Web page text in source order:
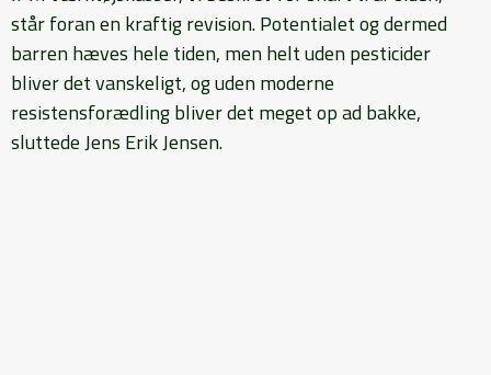
står foran en kraftig revision. Potentialet og dermed
barren hæves hele tiden, men helt uden pesticider
bliver det vanskeligt, og uden moderne
resistensforædling bliver det meget op ad bakke,
sluttede Jens Erik Jensen.